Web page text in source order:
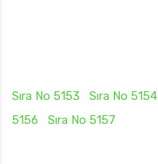
Sıra No 5153 Sıra No 5154
5156
Sıra No 5157